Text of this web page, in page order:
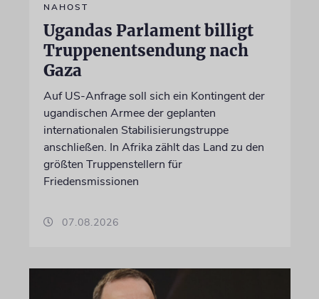
NAHOST
Ugandas Parlament billigt
Truppenentsendung nach
Gaza
Auf US-Anfrage soll sich ein Kontingent der
ugandischen Armee der geplanten
internationalen Stabilisierungstruppe
anschließen. In Afrika zählt das Land zu den
größten Truppenstellern für
Friedensmissionen
07.08.2026